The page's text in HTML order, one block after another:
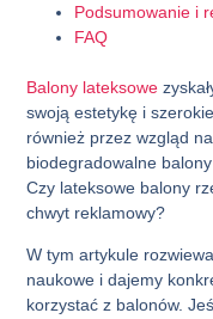
Podsumowanie i
FAQ
Balony lateksowe
swoją estetykę i
również przez wzgląd
biodegradowalne balony
Czy lateksowe balony
chwyt reklamowy?
W tym artykule
naukowe i dajemy
korzystać z balonów.